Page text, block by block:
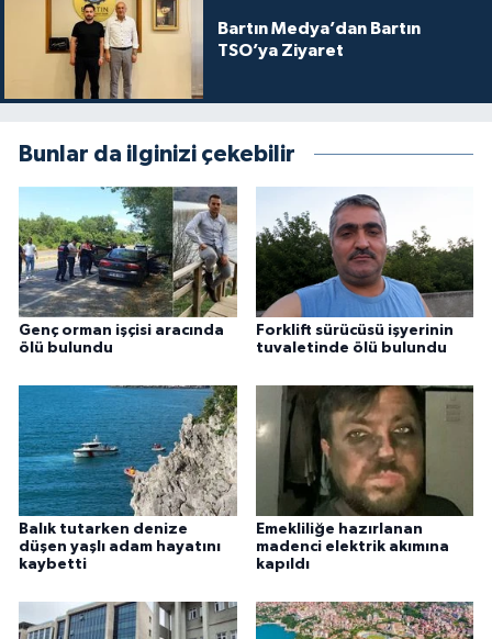
Bartın Medya’dan Bartın
TSO’ya Ziyaret
Bunlar da ilginizi çekebilir
Genç orman işçisi aracında
ölü bulundu
Forklift sürücüsü işyerinin
tuvaletinde ölü bulundu
Balık tutarken denize
düşen yaşlı adam hayatını
kaybetti
Emekliliğe hazırlanan
madenci elektrik akımına
kapıldı